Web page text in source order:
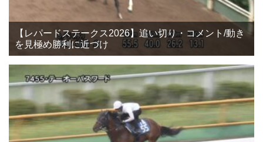
【レパードステークス2026】追い切り・コメント/動き
を見極め勝利に近づけ